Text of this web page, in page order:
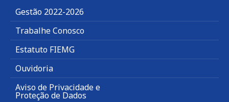
Gestão 2022-2026
Trabalhe Conosco
Estatuto FIEMG
Ouvidoria
Aviso de Privacidade e
Proteção de Dados